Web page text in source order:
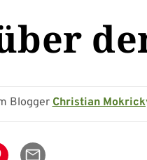
BloggerChristian
teilen
Pinterest teilen
Per Mail senden